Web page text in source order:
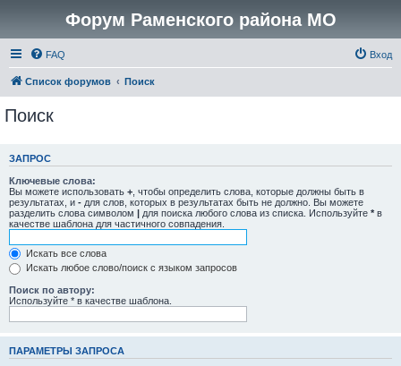
Форум Раменского района МО
FAQ Вход
Список форумов Поиск
Поиск
ЗАПРОС
Ключевые слова:
Вы можете использовать + , чтобы определить слова, которые должны быть в
результатах, и - для слов, которых в результатах быть не должно. Вы можете
разделить слова символом | для поиска любого слова из списка. Используйте * в
качестве шаблона для частичного совпадения.
Искать все слова
Искать любое слово/поиск с языком запросов
Поиск по автору:
Используйте * в качестве шаблона.
ПАРАМЕТРЫ ЗАПРОСА